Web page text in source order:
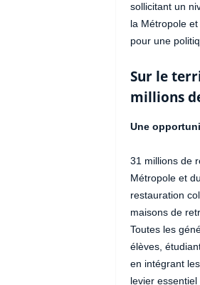
sollicitant un
la Métropole
pour une
Sur le
millions
Une
31 millions de
Métropole et
restauration
maisons de
Toutes les
élèves,
en intégrant
levier